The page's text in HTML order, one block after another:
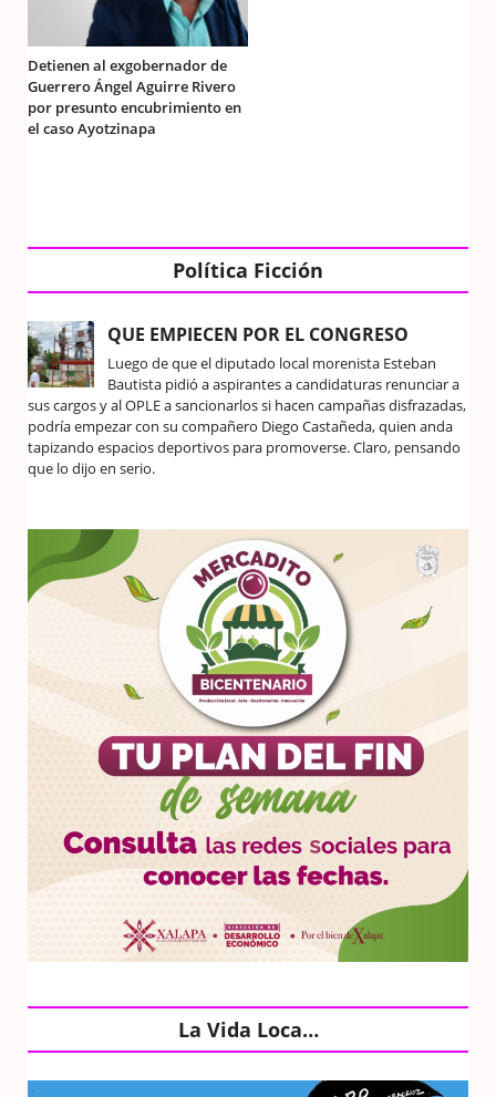
Detienen al exgobernador de
Guerrero Ángel Aguirre Rivero
por presunto encubrimiento en
el caso Ayotzinapa
Política Ficción
QUE EMPIECEN POR EL CONGRESO
Luego de que el diputado local morenista Esteban
Bautista pidió a aspirantes a candidaturas renunciar a
sus cargos y al OPLE a sancionarlos si hacen campañas disfrazadas,
podría empezar con su compañero Diego Castañeda, quien anda
tapizando espacios deportivos para promoverse. Claro, pensando
que lo dijo en serio.
La Vida Loca…